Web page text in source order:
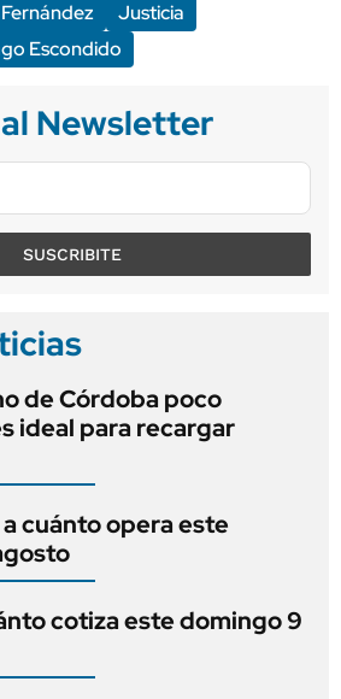
Justicia
Escondido
Newsletter
SUSCRIBITE
de Córdoba poco
ideal para recargar
cuánto opera este
cotiza este domingo 9